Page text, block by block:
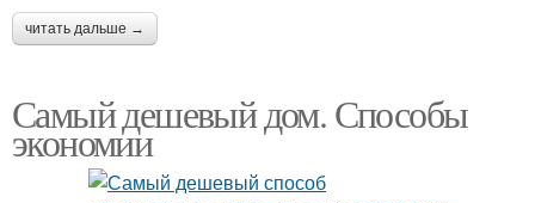
читать дальше →
Самый дешевый дом. Способы
экономии